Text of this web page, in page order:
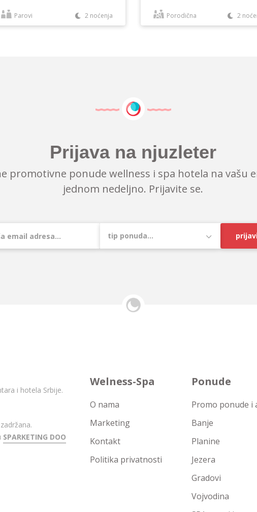
Parovi 2 noćenja Porodična 2
Prijava na njuzleter
promotivne ponude wellness i spa hotela na vašu
jednom nedeljno. Prijavite se.
i hotela Srbije.
SPARKETING DOO
Welness-Spa
O nama
Marketing
Kontakt
Politika privatnosti
Ponude
Promo ponude i
Banje
Planine
Jezera
Gradovi
Vojvodina